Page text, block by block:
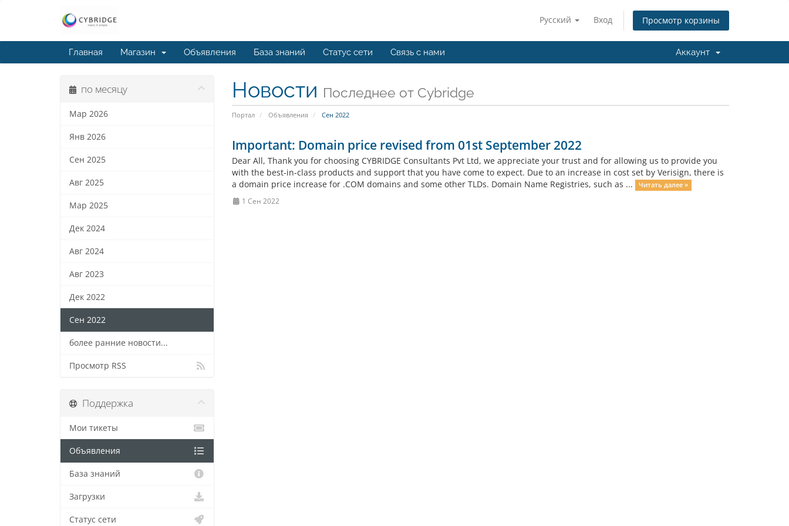
Русский Вход Просмотр корзины
Главная Магазин Объявления База знаний Статус сети Связь с нами Аккаунт
Новости Последнее от Cybridge
Портал Объявления Сен 2022
по месяцу
Мар 2026
Янв 2026
Сен 2025
Авг 2025
Мар 2025
Дек 2024
Авг 2024
Авг 2023
Дек 2022
Сен 2022
более ранние новости...
Просмотр RSS
Important: Domain price revised from 01st September 2022
Dear All, Thank you for choosing CYBRIDGE Consultants Pvt Ltd, we appreciate your trust and for allowing us to provide you
with the best-in-class products and support that you have come to expect. Due to an increase in cost set by Verisign, there is
a domain price increase for .COM domains and some other TLDs. Domain Name Registries, such as ...
Читать далее »
1 Сен 2022
Поддержка
Мои тикеты
Объявления
База знаний
Загрузки
Статус сети